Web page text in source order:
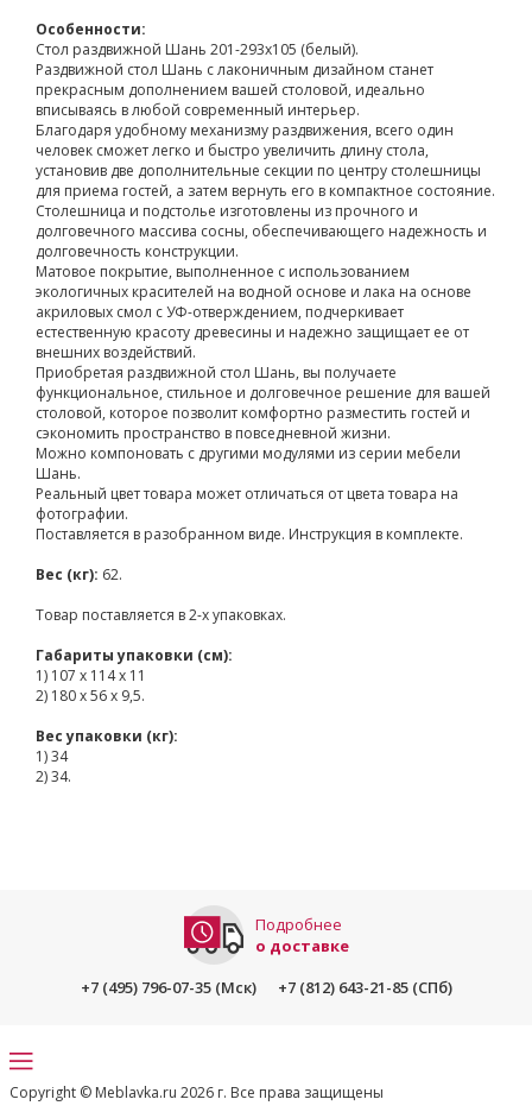
Особенности:
Стол раздвижной Шань 201-293x105 (белый).
Раздвижной стол Шань с лаконичным дизайном станет
прекрасным дополнением вашей столовой, идеально
вписываясь в любой современный интерьер.
Благодаря удобному механизму раздвижения, всего один
человек сможет легко и быстро увеличить длину стола,
установив две дополнительные секции по центру столешницы
для приема гостей, а затем вернуть его в компактное состояние.
Столешница и подстолье изготовлены из прочного и
долговечного массива сосны, обеспечивающего надежность и
долговечность конструкции.
Матовое покрытие, выполненное с использованием
экологичных красителей на водной основе и лака на основе
акриловых смол с УФ-отверждением, подчеркивает
естественную красоту древесины и надежно защищает ее от
внешних воздействий.
Приобретая раздвижной стол Шань, вы получаете
функциональное, стильное и долговечное решение для вашей
столовой, которое позволит комфортно разместить гостей и
сэкономить пространство в повседневной жизни.
Можно компоновать с другими модулями из серии мебели
Шань.
Реальный цвет товара может отличаться от цвета товара на
фотографии.
Поставляется в разобранном виде. Инструкция в комплекте.
Вес (кг): 62.
Товар поставляется в 2-х упаковках.
Габариты упаковки (см):
1) 107 х 114 х 11
2) 180 х 56 х 9,5.
Вес упаковки (кг):
1) 34
2) 34.
Подробнее
о доставке
+7 (495) 796-07-35 (Мск)
+7 (812) 643-21-85 (СПб)
Copyright © Meblavka.ru 2026 г. Все права защищены